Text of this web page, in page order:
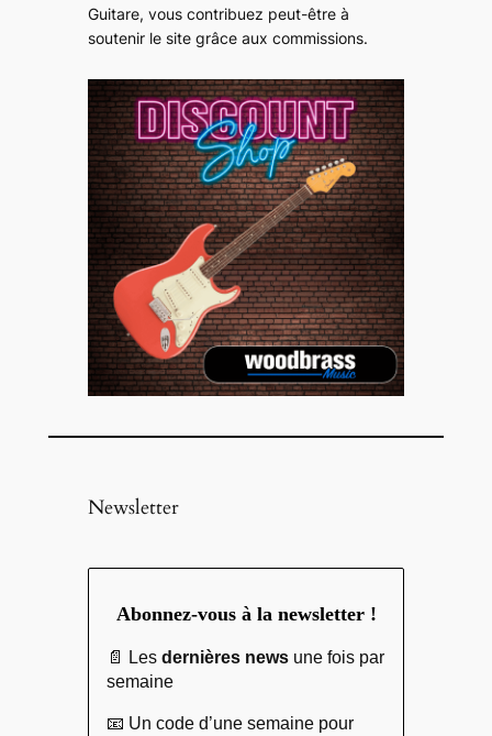
Guitare, vous contribuez peut-être à
soutenir le site grâce aux commissions.
Newsletter
Abonnez-vous à la newsletter !
📄 Les dernières newsune fois par
semaine
📧 Un code d’une semaine pour